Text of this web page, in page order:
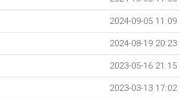
2024-09-05 11:09
2024-08-19 20:23
2023-05-16 21:15
2023-03-13 17:02